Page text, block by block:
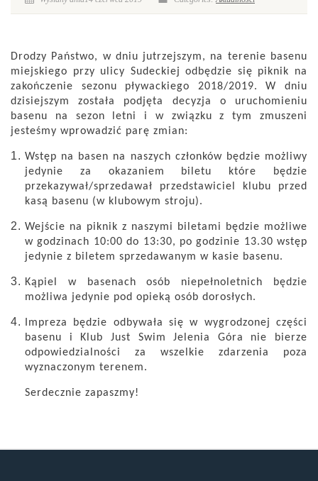
Drodzy Państwo, w dniu jutrzejszym, na terenie basenu
miejskiego przy ulicy Sudeckiej odbędzie się piknik na
zakończenie sezonu pływackiego 2018/2019. W dniu
dzisiejszym została podjęta decyzja o uruchomieniu
basenu na sezon letni i w związku z tym zmuszeni
jesteśmy wprowadzić parę zmian:
Wstęp na basen na naszych członków będzie możliwy
jedynie za okazaniem biletu które będzie
przekazywał/sprzedawał przedstawiciel klubu przed
kasą basenu (w klubowym stroju).
Wejście na piknik z naszymi biletami będzie możliwe
w godzinach 10:00 do 13:30, po godzinie 13.30 wstęp
jedynie z biletem sprzedawanym w kasie basenu.
Kąpiel w basenach osób niepełnoletnich będzie
możliwa jedynie pod opieką osób dorosłych.
Impreza będzie odbywała się w wygrodzonej części
basenu i Klub Just Swim Jelenia Góra nie bierze
odpowiedzialności za wszelkie zdarzenia poza
wyznaczonym terenem.
Serdecznie zapaszmy!